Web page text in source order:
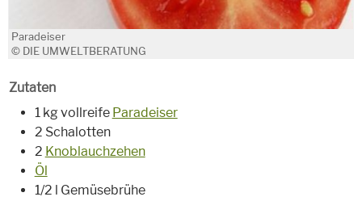
Paradeiser
© DIE UMWELTBERATUNG
Zutaten
1 kg vollreife Paradeiser
2 Schalotten
2 Knoblauchzehen
Öl
1/2 l Gemüsebrühe